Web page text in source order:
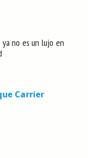
no es un lujo en
Carrier